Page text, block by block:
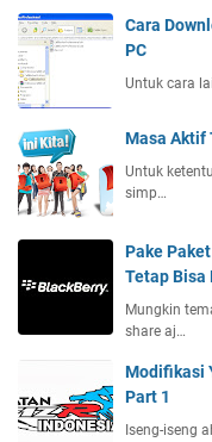
Cara
PC
Untuk cara
Masa Aktif
Untuk
simp…
Pake
Tetap Bisa
Mungkin
share aj…
Modifikasi
Part 1
Iseng-iseng